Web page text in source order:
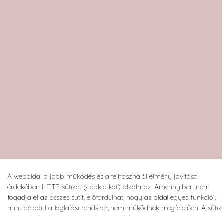
A weboldal a jobb működés és a felhasználói élmény javítása
érdekében HTTP-sütiket (cookie-kat) alkalmaz. Amennyiben nem
fogadja el az összes sütit, előfordulhat, hogy az oldal egyes funkciói,
mint például a foglalási rendszer, nem működnek megfelelően. A sütik